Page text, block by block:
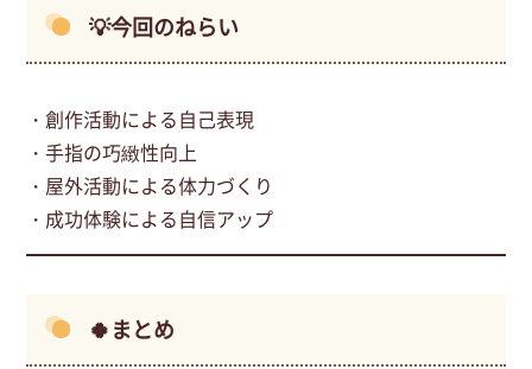
💡今回のねらい
・創作活動による自己表現
・手指の巧緻性向上
・屋外活動による体力づくり
・成功体験による自信アップ
🍀まとめ